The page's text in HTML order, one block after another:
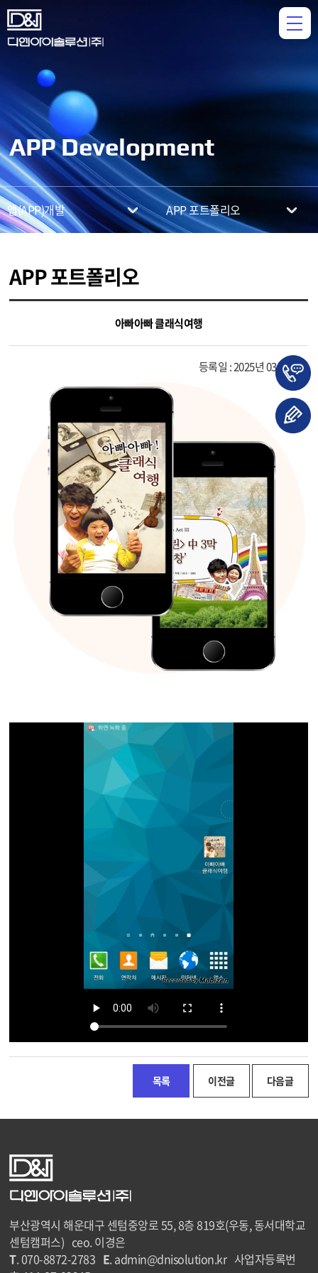
APP Development
앱(APP)개발 APP 포트폴리오
APP 포트폴리오
아빠아빠 클래식여행
등록일 : 2025년 03월 31일
목록 이전글 다음글
부산광역시 해운대구 센텀중앙로 55, 8층 819호(우동, 동서대학교
센텀캠퍼스) ceo. 이경은
T. 070-8872-2783 E. admin@dnisolution.kr 사업자등록번